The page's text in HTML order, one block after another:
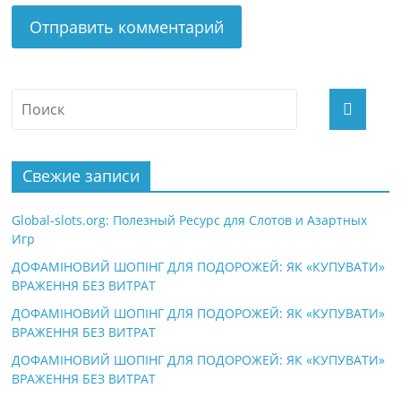
Свежие записи
Global-slots.org: Полезный Ресурс для Слотов и Азартных
Игр
ДОФАМІНОВИЙ ШОПІНГ ДЛЯ ПОДОРОЖЕЙ: ЯК «КУПУВАТИ»
ВРАЖЕННЯ БЕЗ ВИТРАТ
ДОФАМІНОВИЙ ШОПІНГ ДЛЯ ПОДОРОЖЕЙ: ЯК «КУПУВАТИ»
ВРАЖЕННЯ БЕЗ ВИТРАТ
ДОФАМІНОВИЙ ШОПІНГ ДЛЯ ПОДОРОЖЕЙ: ЯК «КУПУВАТИ»
ВРАЖЕННЯ БЕЗ ВИТРАТ